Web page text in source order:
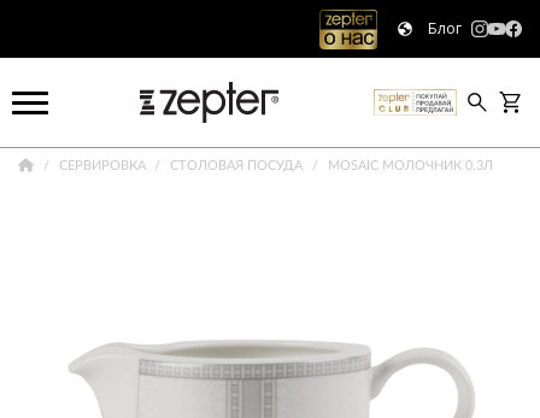
Блог
СЕРВИРОВКА СТОЛОВАЯ ПОСУДА MOSAIC МОЛОЧНИК 0,3Л